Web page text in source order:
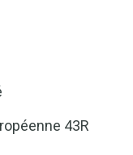
43R